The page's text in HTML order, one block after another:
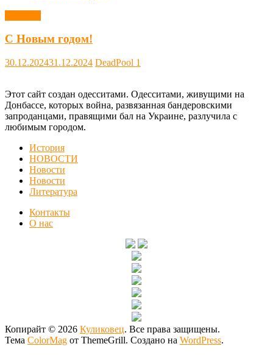
С Новым годом!
30.12.202431.12.2024 DeadPool 1
Этот сайт создан одесситами. Одесситами, живущими на
Донбассе, которых война, развязанная бандеровскими
запроданцами, правящими бал на Украине, разлучила с
любимым городом.
История
НОВОСТИ
Новости
Новости
Литература
Контакты
О нас
Копирайт © 2026 Куликовец. Все права защищены.
Тема ColorMag от ThemeGrill. Создано на WordPress.